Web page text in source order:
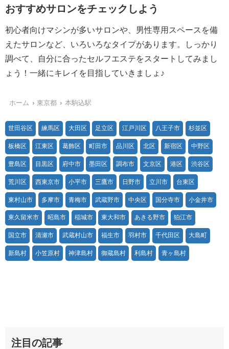
おすすめサロンをチェックしよう
初心者向けマシンが多いサロンや、男性専用スペースを備
えたサロンなど、いろいろなタイプがあります。しっかり
調べて、自分に合ったセルフエステをスタートしてみまし
ょう！一緒にキレイを目指していきましょ♪
ホーム 東京都 本駒込駅
世田谷区 練馬区 大田区 足立区 江戸川区 八王子市 杉並区
板橋区 江東区 葛飾区 町田市 品川区 北区 新宿区 中野区
豊島区 目黒区 府中市 墨田区 調布市 文京区 港区 渋谷区
荒川区 西東京市 小平市 三鷹市 日野市 立川市 台東区
東村山市 多摩市 青梅市 武蔵野市 中央区 国分寺市 小金井市
東久留米市 昭島市 稲城市 東大和市 あきる野市 狛江市
国立市 清瀬市 武蔵村山市 福生市 羽村市 千代田区 大島町
新島村 小笠原村 神津島村 御蔵島村 利島村 青ヶ島村
注目の記事